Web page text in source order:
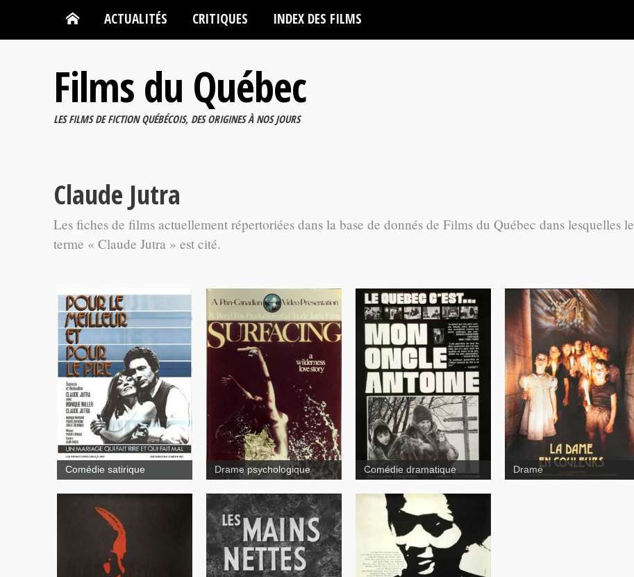
ACTUALITÉS CRITIQUES INDEX DES FILMS
Films du Québec
LES FILMS DE FICTION QUÉBÉCOIS, DES ORIGINES À NOS JOURS
Claude Jutra
Les fiches de films actuellement répertoriées dans la base de donnés de Films du Québec dans lesquelles le
terme « Claude Jutra » est cité.
Un
mariage qui fait rire et qui
fait mal
Comédie satirique
Surfacing
Drame psychologique
Mon oncle Antoine
Comédie dramatique
La dame en
couleurs
Drame
À tout prendre